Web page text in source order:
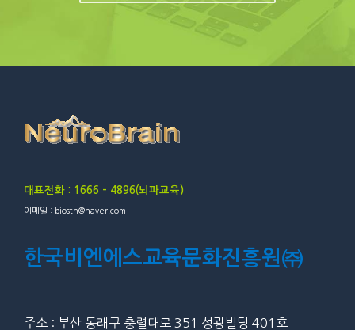
대표전화 : 1666 – 4896(뇌파교육)
이메일 : biostn@naver.com
한국비엔에스교육문화진흥원㈜
주소 : 부산 동래구 충렬대로 351 성광빌딩 401호